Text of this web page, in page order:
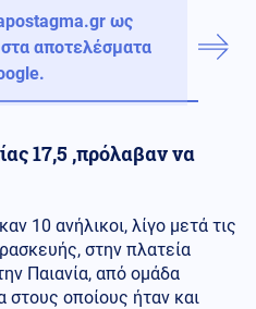
ως
αποτελέσματα
17,5 ,πρόλαβαν να
10 ανήλικοι, λίγο μετά τις
στην πλατεία
Παιανία, από ομάδα
οποίους ήταν και